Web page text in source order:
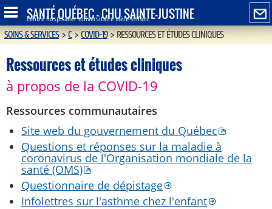
SANTÉ QUÉBEC - CHU SAINTE-JUSTINE
Centre hospitalier universitaire mère-enfant
SOINS & SERVICES>C>COVID-19>RESSOURCES ET ÉTUDES CLINIQUES
Ressources et études cliniques
à propos de la COVID-19
Ressources communautaires
Site web du gouvernement du Québec
Questions et réponses sur la maladie à
coronavirus de l'Organisation mondiale de la
santé (OMS)
Questionnaire de dépistage
Infolettres sur l'asthme chez l'enfant